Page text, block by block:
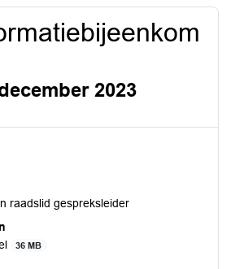
2023
raadslid gespreksleider
36 MB